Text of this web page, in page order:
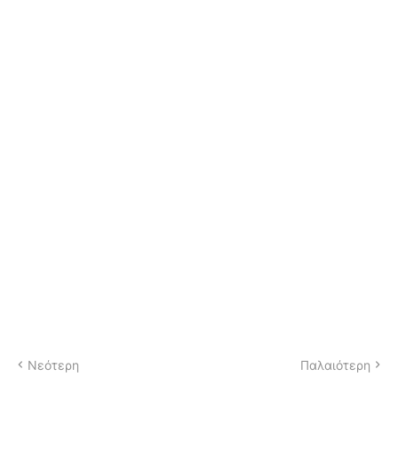
Νεότερη Παλαιότερη